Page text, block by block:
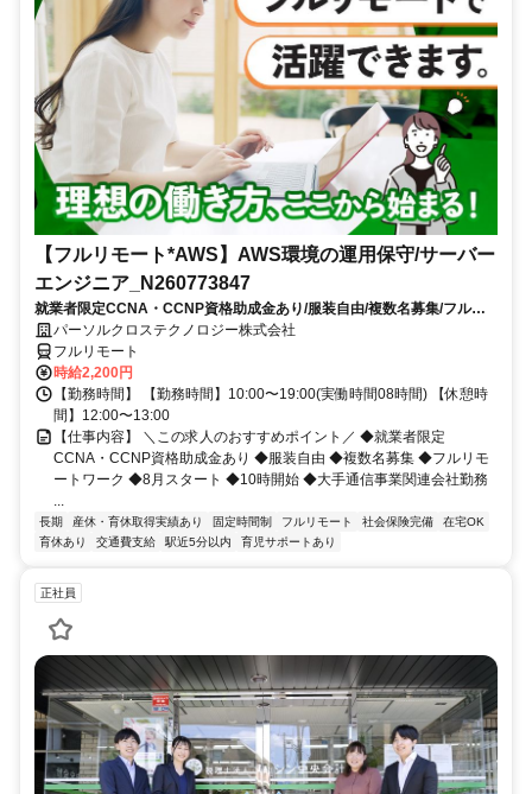
【フルリモート*AWS】AWS環境の運用保守/サーバー
エンジニア_N260773847
就業者限定CCNA・CCNP資格助成金あり/服装自由/複数名募集/フルリ
モートワーク/8月スタート/10時開始/大手通信事業関連会社勤務
パーソルクロステクノロジー株式会社
フルリモート
時給2,200円
【勤務時間】 【勤務時間】10:00〜19:00(実働時間08時間) 【休憩時
間】12:00〜13:00
【仕事内容】 ＼この求人のおすすめポイント／ ◆就業者限定
CCNA・CCNP資格助成金あり ◆服装自由 ◆複数名募集 ◆フルリモ
ートワーク ◆8月スタート ◆10時開始 ◆大手通信事業関連会社勤務
長期 産休・育休取得実績あり 固定時間制 フルリモート 社会保険完備
在宅OK
育休あり
交通費支給 駅近5分以内 育児サポートあり
正社員